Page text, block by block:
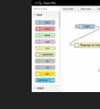
Corona
abgefragt
werden?“